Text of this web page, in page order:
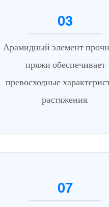
03
Арамидный элемент
пряжи обеспечивает
превосходные
растяжения.
07